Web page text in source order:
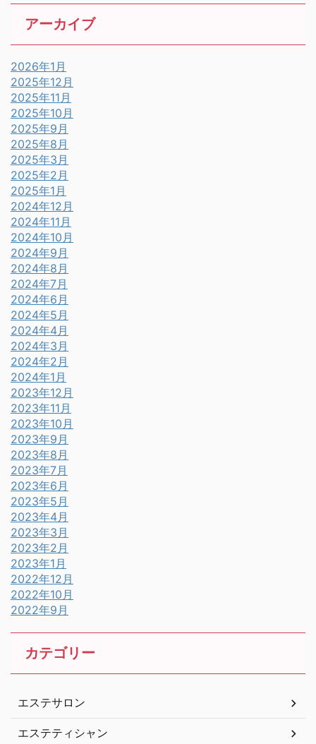
アーカイブ
2026年1月
2025年12月
2025年11月
2025年10月
2025年9月
2025年8月
2025年3月
2025年2月
2025年1月
2024年12月
2024年11月
2024年10月
2024年9月
2024年8月
2024年7月
2024年6月
2024年5月
2024年4月
2024年3月
2024年2月
2024年1月
2023年12月
2023年11月
2023年10月
2023年9月
2023年8月
2023年7月
2023年6月
2023年5月
2023年4月
2023年3月
2023年2月
2023年1月
2022年12月
2022年10月
2022年9月
カテゴリー
エステサロン
エステティシャン